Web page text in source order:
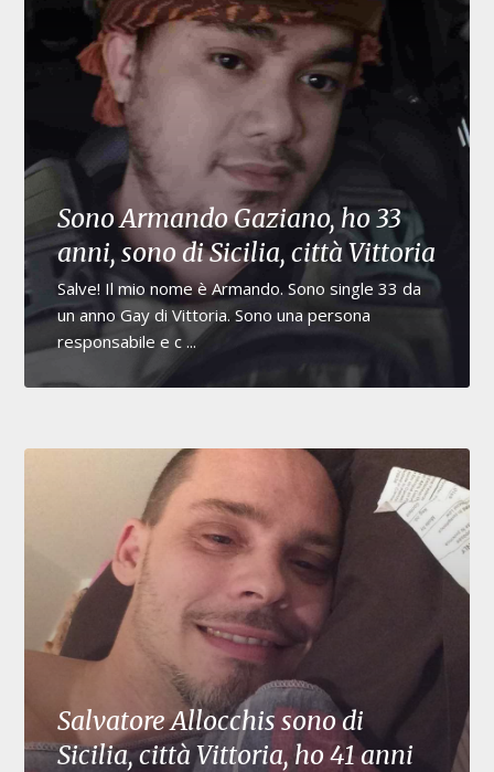
Sono Armando Gaziano, ho 33
anni, sono di Sicilia, città Vittoria
Salve! Il mio nome è Armando. Sono single 33 da
un anno Gay di Vittoria. Sono una persona
responsabile e c ...
Salvatore Allocchis sono di
Sicilia, città Vittoria, ho 41 anni